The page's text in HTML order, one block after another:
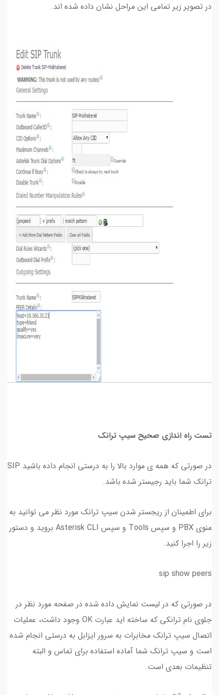
در تصویر زیر تمامی این مراحل نشان داده شده اند.
تست راه اندازی صحیح سیپ ترانک
در صورتی که همه ی موارد بالا را به درستی انجام داده باشید SIP
ترانک شما باید رجیستر شده باشد.
برای اطمینان از ریجستر شدن سیپ ترانک مورد نظر می توانید به
منوی PBX و سپس Tools و سپس Asterisk CLI بروید و دستور
زیر را اجرا کنید.
sip show peers
در صورتی که در لیست نمایش داده شده در صفحه مورد نظر در
جلوی نام ترانکی که ساخته اید عبارت OK وجود داشت، عملیات
اتصال سیپ ترانک مخابرات به سرور ایزابل به درستی انجام شده
است و سیپ ترانک شما آماده استفاده برای تماس و البته
تنظیمات بعدی است.